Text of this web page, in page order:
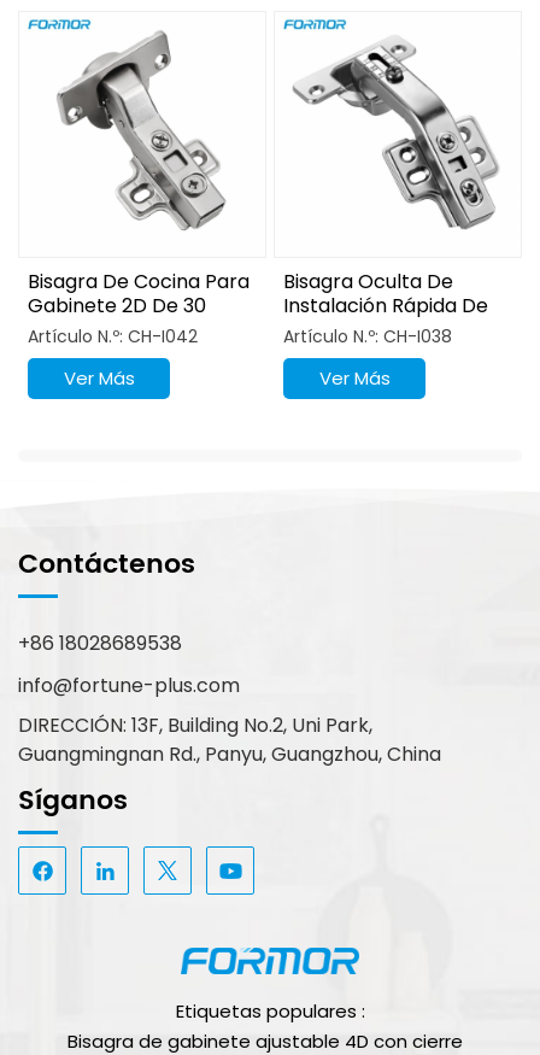
Bisagra De Cocina Para
Gabinete 2D De 30
Grados
Artículo N.º: CH-I042
Ver Más
Bisagra Oculta De
Instalación Rápida De
135 Grados
Artículo N.º: CH-I038
Ver Más
Contáctenos
+86 18028689538
info@fortune-plus.com
DIRECCIÓN: 13F, Building No.2, Uni Park,
Guangmingnan Rd., Panyu, Guangzhou, China
Síganos
Etiquetas populares :
Bisagra de gabinete ajustable 4D con cierre